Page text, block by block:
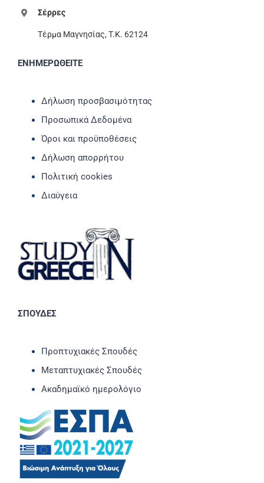
Σέρρες
Τέρμα Μαγνησίας, T.K. 62124
ΕΝΗΜΕΡΩΘΕΙΤΕ
Δήλωση προσβασιμότητας
Προσωπικά Δεδομένα
Όροι και προϋποθέσεις
Δήλωση απορρήτου
Πολιτική cookies
Διαύγεια
ΣΠΟΥΔΕΣ
Προπτυχιακές Σπουδές
Μεταπτυχιακές Σπουδές
Ακαδημαϊκό ημερολόγιο